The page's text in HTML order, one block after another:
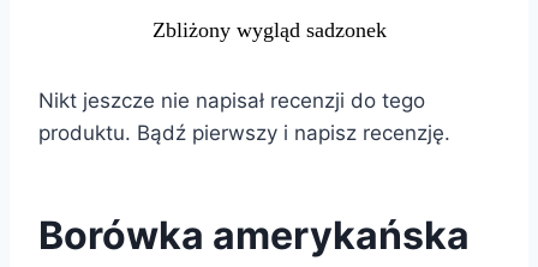
Zbliżony wygląd sadzonek
Nikt jeszcze nie napisał recenzji do tego
produktu. Bądź pierwszy i napisz recenzję.
Borówka amerykańska